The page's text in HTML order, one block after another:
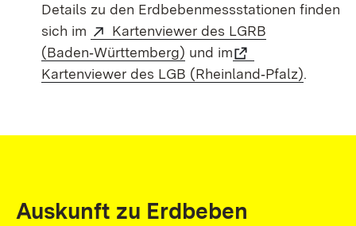
Details zu den Erdbebenmessstationen finden
sich im
Kartenviewer des LGRB
(Baden‑Württemberg) und im
Kartenviewer des LGB (Rheinland‑Pfalz).
Auskunft zu Erdbeben